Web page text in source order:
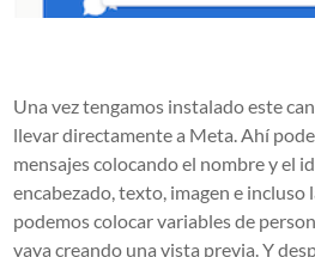
Una vez tengamos instalado este
llevar directamente a Meta. Ahí
mensajes colocando el nombre y el
encabezado, texto, imagen e incluso
podemos colocar variables de
vaya creando una vista previa. Y